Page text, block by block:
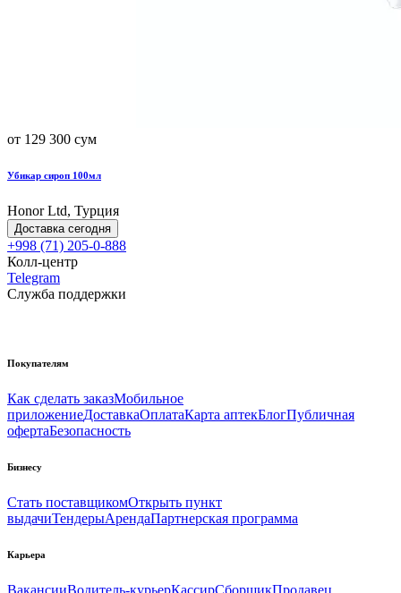
от 129 300 сум
Убикар сироп 100мл
Honor Ltd, Турция
Доставка сегодня
+998 (71) 205-0-888
Колл-центр
Telegram
Служба поддержки
Покупателям
Как сделать заказМобильное
приложениеДоставкаОплатаКарта аптекБлогПубличная
офертаБезопасность
Бизнесу
Стать поставщикомОткрыть пункт
выдачиТендерыАрендаПартнерская программа
Карьера
ВакансииВодитель-курьерКассирСборщикПродавец